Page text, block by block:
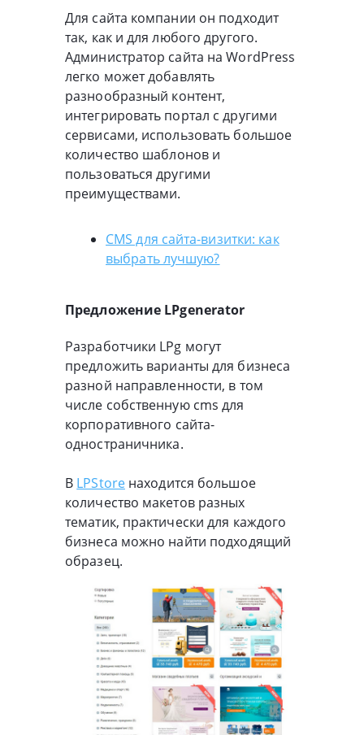
Для сайта компании он подходит
так, как и для любого другого.
Администратор сайта на WordPress
легко может добавлять
разнообразный контент,
интегрировать портал с другими
сервисами, использовать большое
количество шаблонов и
пользоваться другими
преимуществами.
CMS для сайта-визитки: как
выбрать лучшую?
Предложение LPgenerator
Разработчики LPg могут
предложить варианты для бизнеса
разной направленности, в том
числе собственную cms для
корпоративного сайта-
одностраничника.
В LPStoreнаходится большое
количество макетов разных
тематик, практически для каждого
бизнеса можно найти подходящий
образец.